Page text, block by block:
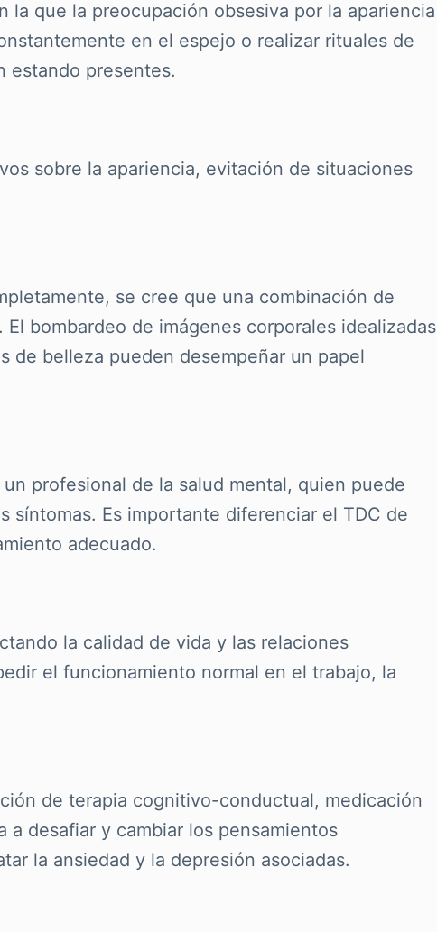
que la preocupación obsesiva por la apariencia
en el espejo o realizar rituales de
estando presentes.
sobre la apariencia, evitación de situaciones
se cree que una combinación de
bombardeo de imágenes corporales idealizadas
de belleza pueden desempeñar un papel
profesional de la salud mental, quien puede
síntomas. Es importante diferenciar el TDC de
adecuado.
la calidad de vida y las relaciones
el funcionamiento normal en el trabajo, la
de terapia cognitivo-conductual, medicación
desafiar y cambiar los pensamientos
la ansiedad y la depresión asociadas.